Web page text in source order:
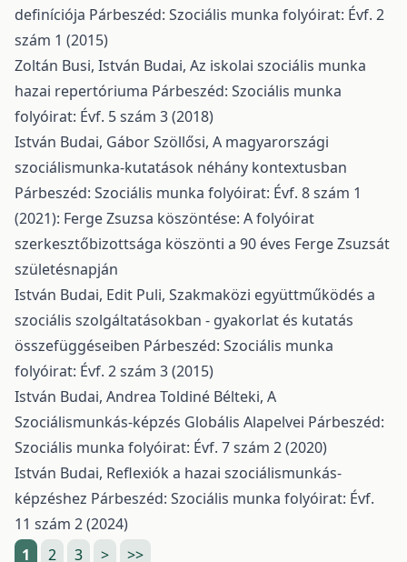
definíciója Párbeszéd: Szociális munka folyóirat: Évf. 2
szám 1 (2015)
Zoltán Busi, István Budai, Az iskolai szociális munka
hazai repertóriuma Párbeszéd: Szociális munka
folyóirat: Évf. 5 szám 3 (2018)
István Budai, Gábor Szöllősi, A magyarországi
szociálismunka-kutatások néhány kontextusban
Párbeszéd: Szociális munka folyóirat: Évf. 8 szám 1
(2021): Ferge Zsuzsa köszöntése: A folyóirat
szerkesztőbizottsága köszönti a 90 éves Ferge Zsuzsát
születésnapján
István Budai, Edit Puli, Szakmaközi együttműködés a
szociális szolgáltatásokban - gyakorlat és kutatás
összefüggéseiben Párbeszéd: Szociális munka
folyóirat: Évf. 2 szám 3 (2015)
István Budai, Andrea Toldiné Bélteki, A
Szociálismunkás-képzés Globális Alapelvei Párbeszéd:
Szociális munka folyóirat: Évf. 7 szám 2 (2020)
István Budai, Reflexiók a hazai szociálismunkás-
képzéshez Párbeszéd: Szociális munka folyóirat: Évf.
11 szám 2 (2024)
1
2 3 > >>